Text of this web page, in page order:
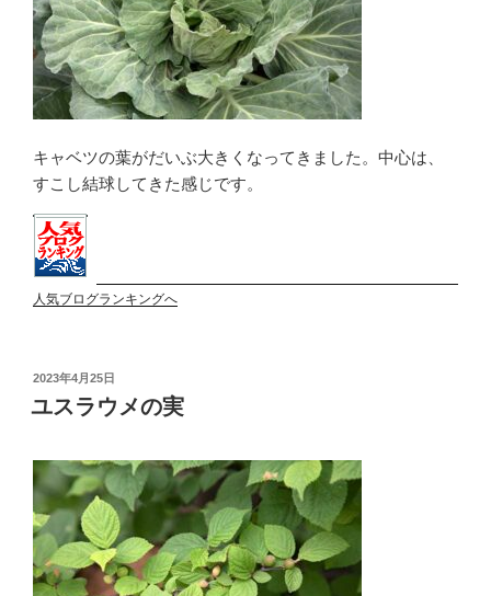
キャベツの葉がだいぶ大きくなってきました。中心は、
すこし結球してきた感じです。
人気ブログランキングへ
投
日:
2023年4月25日
ユスラウメの実